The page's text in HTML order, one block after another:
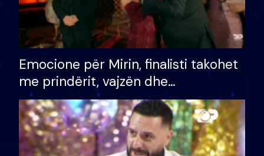
Emocione për Mirin, finalisti takohet
me prindërit, vajzën dhe
bashkëshorten: S’kemi ndonjë letër
divorci apo jo?